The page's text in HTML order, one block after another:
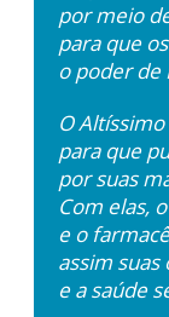
por meio
para que
o poder de
O
para que
por suas
Com elas,
e o
assim suas
e a saúde